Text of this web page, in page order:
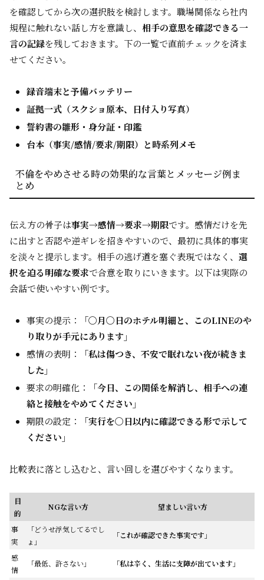
を確認してから次の選択肢を検討します。職場関係なら社内
規程に触れない話し方を意識し、 相手の意思を確認できる一
言の記録を残しておきます。下の一覧で直前チェックを済ま
せてください。
録音端末と予備バッテリー
証拠一式（スクショ原本、日付入り写真）
誓約書の雛形・身分証・印鑑
台本（事実/感情/要求/期限）と時系列メモ
不倫をやめさせる時の効果的な言葉とメッセージ例ま
とめ
伝え方の骨子は事実→感情→要求→期限です。感情だけを先
に出すと否認や逆ギレを招きやすいので、最初に具体的事実
を淡々と提示します。相手の逃げ道を塞ぐ表現ではなく、 選
択を迫る明確な要求で合意を取りにいきます。以下は実際の
会話で使いやすい例です。
事実の提示：
「〇月〇日のホテル明細と、このLINEのや
り取りが手元にあります」
感情の表明：
「私は傷つき、不安で眠れない夜が続きま
した」
要求の明確化：
「今日、この関係を解消し、相手への連
絡と接触をやめてください」
期限の設定：
「実行を〇日以内に確認できる形で示して
ください」
比較表に落とし込むと、言い回しを選びやすくなります。
目
的
NGな言い方 望ましい言い方
事
実
「どうせ浮気してるでし
ょ」
「これが確認できた事実です」
感
情
「最低、許さない」 「私は辛く、生活に支障が出ています」